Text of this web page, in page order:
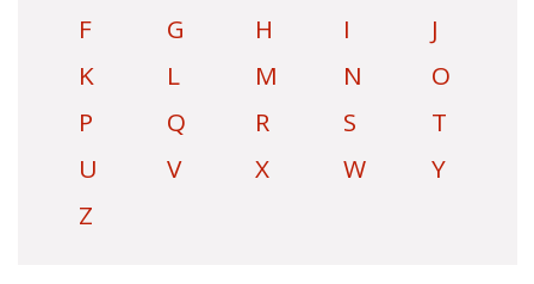
F
G H I
J
K
L M N
O
P
Q R S
T
U
V X W
Y
Z